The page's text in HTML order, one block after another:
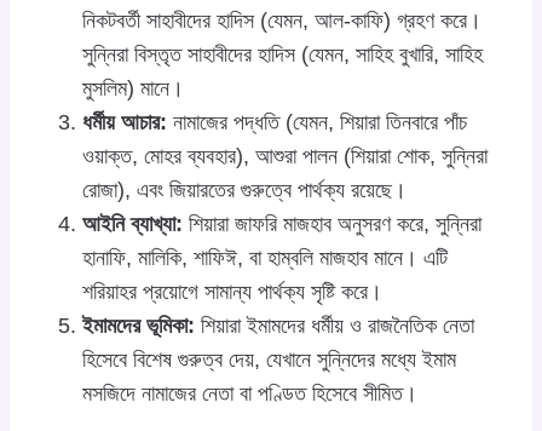
নিকটবর্তী সাহাবীদের হাদিস (যেমন, আল-কাফি) গ্রহণ করে।
সুন্নিরা বিস্তৃত সাহাবীদের হাদিস (যেমন, সাহিহ বুখারি, সাহিহ
মুসলিম) মানে।
ধর্মীয় আচার: নামাজের পদ্ধতি (যেমন, শিয়ারা তিনবারে পাঁচ
ওয়াক্ত, মোহর ব্যবহার), আশুরা পালন (শিয়ারা শোক, সুন্নিরা
রোজা), এবং জিয়ারতের গুরুত্বে পার্থক্য রয়েছে।
আইনি ব্যাখ্যা: শিয়ারা জাফরি মাজহাব অনুসরণ করে, সুন্নিরা
হানাফি, মালিকি, শাফিঈ, বা হাম্বলি মাজহাব মানে। এটি
শরিয়াহর প্রয়োগে সামান্য পার্থক্য সৃষ্টি করে।
ইমামদের ভূমিকা: শিয়ারা ইমামদের ধর্মীয় ও রাজনৈতিক নেতা
হিসেবে বিশেষ গুরুত্ব দেয়, যেখানে সুন্নিদের মধ্যে ইমাম
মসজিদে নামাজের নেতা বা পণ্ডিত হিসেবে সীমিত।